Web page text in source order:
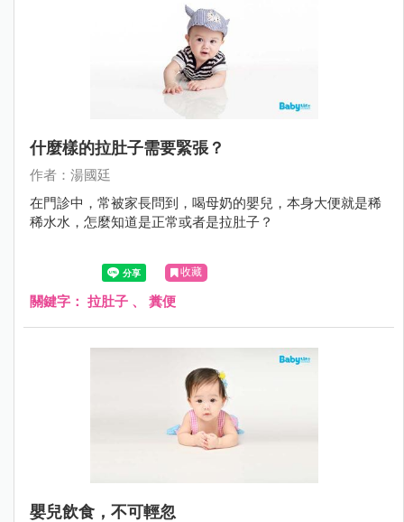
什麼樣的拉肚子需要緊張？
作者：湯國廷
在門診中，常被家長問到，喝母奶的嬰兒，本身大便就是稀
稀水水，怎麼知道是正常或者是拉肚子？
收藏
關鍵字： 拉肚子 、 糞便
嬰兒飲食，不可輕忽